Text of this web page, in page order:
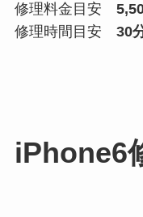
修理料金目安
修理時間目安 30
iPhone6